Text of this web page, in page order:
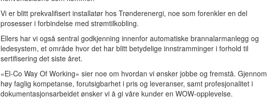
Vi er blitt prekvalifisert installatør hos Trønderenergi, noe som forenkler en del
prosesser i forbindelse med strømtilkobling.
Ellers har vi også sentral godkjenning innenfor automatiske brannalarmanlegg og
ledesystem, et område hvor det har blitt betydelige innstramminger i forhold til
sertifisering det siste året.
«El-Co Way Of Working» sier noe om hvordan vi ønsker jobbe og fremstå. Gjennom
høy faglig kompetanse, forutsigbarhet i pris og leveranser, samt profesjonalitet i
dokumentasjonsarbeidet ønsker vi å gi våre kunder en WOW-opplevelse.